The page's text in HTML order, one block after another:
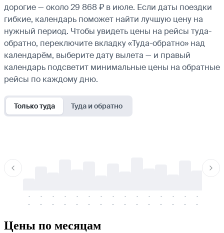
дорогие — около 29 868 ₽ в июле. Если даты поездки
гибкие, календарь поможет найти лучшую цену на
нужный период. Чтобы увидеть цены на рейсы туда-
обратно, переключите вкладку «Туда-обратно» над
календарём, выберите дату вылета — и правый
календарь подсветит минимальные цены на обратные
рейсы по каждому дню.
Только туда Туда и обратно
-
-
-
-
-
-
-
-
-
-
-
-
-
-
-
-
-
-
-
-
-
-
-
-
-
-
-
-
-
-
Цены по месяцам